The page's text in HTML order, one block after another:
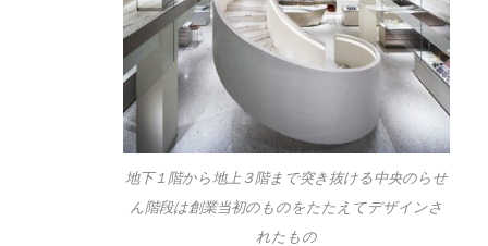
地下１階から地上３階まで突き抜ける中央のらせ
ん階段は創業当初のものをたたえてデザインさ
れたもの